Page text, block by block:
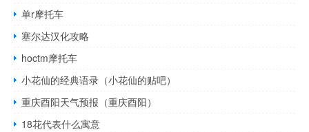
单r摩托车
塞尔达汉化攻略
hoctm摩托车
小花仙的经典语录（小花仙的贴吧）
重庆酉阳天气预报（重庆酉阳）
18花代表什么寓意